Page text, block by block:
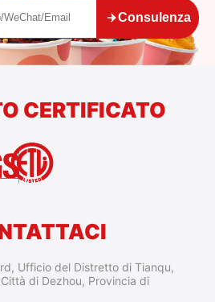
Consulenza
CERTIFICATO
Ufficio del Distretto di Tianqu,
di Dezhou, Provincia di